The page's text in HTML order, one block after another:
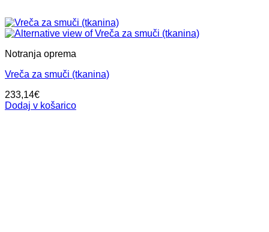
Notranja oprema
Vreča za smuči (tkanina)
233,14€
Dodaj v košarico